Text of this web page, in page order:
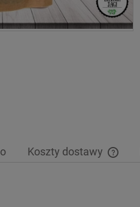
Koszty dostawy